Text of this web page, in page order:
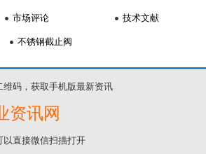
市场评论 技术文献
不锈钢截止阀
维码，获取手机版最新资讯
资讯网
以直接微信扫描打开